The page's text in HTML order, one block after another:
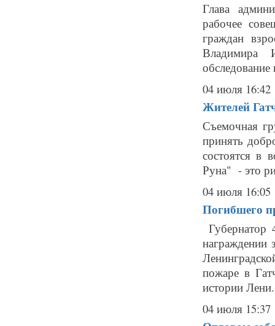
Глава
рабочее
граждан
Владимира
04 июля 16:42
Жителей
Съемочная
принять
состоятся в
Руна" - это
04 июля 16:05
Погибшего
Губернатор
награждении
пожаре в
истории
04 июля 15:37